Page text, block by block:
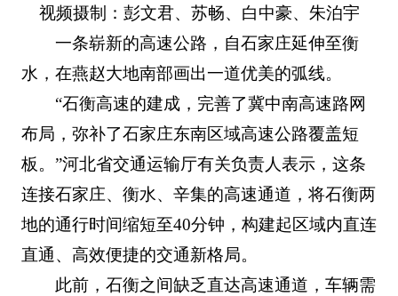
视频摄制：彭文君、苏畅、白中豪、朱泊宇
一条崭新的高速公路，自石家庄延伸至衡
水，在燕赵大地南部画出一道优美的弧线。
“石衡高速的建成，完善了冀中南高速路网
布局，弥补了石家庄东南区域高速公路覆盖短
板。”河北省交通运输厅有关负责人表示，这条
连接石家庄、衡水、辛集的高速通道，将石衡两
地的通行时间缩短至40分钟，构建起区域内直连
直通、高效便捷的交通新格局。
此前，石衡之间缺乏直达高速通道，车辆需